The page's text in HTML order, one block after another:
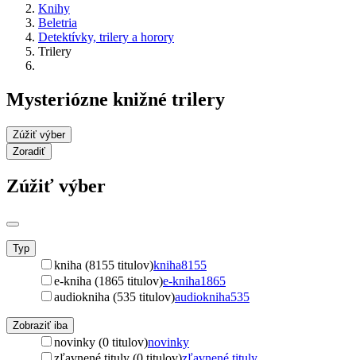
Knihy
Beletria
Detektívky, trilery a horory
Trilery
Mysteriózne knižné trilery
Zúžiť výber
Zoradiť
Zúžiť výber
Typ
kniha (8155 titulov)kniha8155
e-kniha (1865 titulov)e-kniha1865
audiokniha (535 titulov)audiokniha535
Zobraziť iba
novinky (0 titulov)novinky